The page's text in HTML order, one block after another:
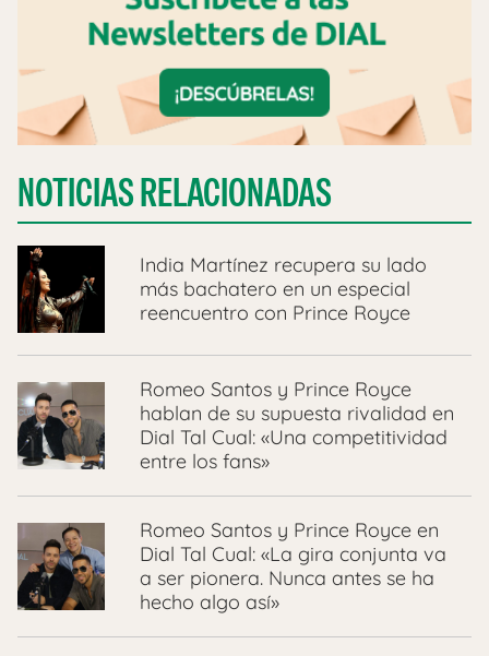
NOTICIAS RELACIONADAS
India Martínez recupera su lado
más bachatero en un especial
reencuentro con Prince Royce
Romeo Santos y Prince Royce
hablan de su supuesta rivalidad en
Dial Tal Cual: «Una competitividad
entre los fans»
Romeo Santos y Prince Royce en
Dial Tal Cual: «La gira conjunta va
a ser pionera. Nunca antes se ha
hecho algo así»